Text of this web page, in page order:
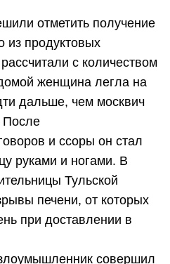
отметить получение
из продуктовых
с количеством
женщина легла на
дальше, чем москвич
После
и ссоры он стал
руками и ногами. В
Тульской
печени, от которых
при доставлении в
совершил